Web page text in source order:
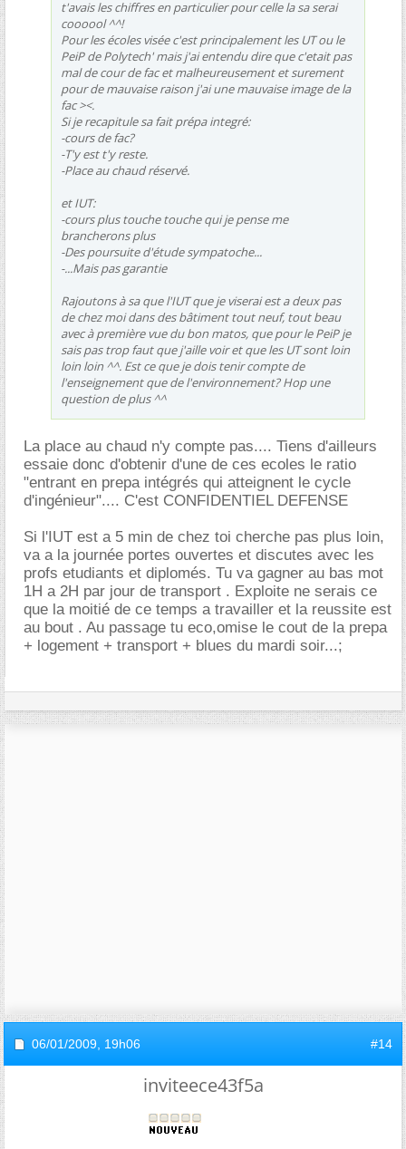
t'avais les chiffres en particulier pour celle la sa serai
coooool ^^!
Pour les écoles visée c'est principalement les UT ou le
PeiP de Polytech' mais j'ai entendu dire que c'etait pas
mal de cour de fac et malheureusement et surement
pour de mauvaise raison j'ai une mauvaise image de la
fac ><.
Si je recapitule sa fait prépa integré:
-cours de fac?
-T'y est t'y reste.
-Place au chaud réservé.
et IUT:
-cours plus touche touche qui je pense me
brancherons plus
-Des poursuite d'étude sympatoche...
-...Mais pas garantie
Rajoutons à sa que l'IUT que je viserai est a deux pas
de chez moi dans des bâtiment tout neuf, tout beau
avec à première vue du bon matos, que pour le PeiP je
sais pas trop faut que j'aille voir et que les UT sont loin
loin loin ^^. Est ce que je dois tenir compte de
l'enseignement que de l'environnement? Hop une
question de plus ^^
La place au chaud n'y compte pas.... Tiens d'ailleurs
essaie donc d'obtenir d'une de ces ecoles le ratio
"entrant en prepa intégrés qui atteignent le cycle
d'ingénieur".... C'est CONFIDENTIEL DEFENSE
Si l'IUT est a 5 min de chez toi cherche pas plus loin,
va a la journée portes ouvertes et discutes avec les
profs etudiants et diplomés. Tu va gagner au bas mot
1H a 2H par jour de transport . Exploite ne serais ce
que la moitié de ce temps a travailler et la reussite est
au bout . Au passage tu eco,omise le cout de la prepa
+ logement + transport + blues du mardi soir...;
06/01/2009, 19h06 #14
inviteece43f5a